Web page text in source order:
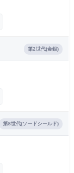
第2世代(金銀)
第8世代(ソードシールド)